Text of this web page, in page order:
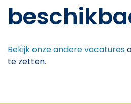
Bekijk onze andere vacatures
te zetten.